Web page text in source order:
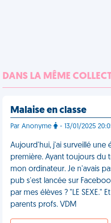
DANS LA MÊME
Malaise en classe
Par Anonyme - 13/01/2025
Aujourd'hui, j'ai surveillé une
première. Ayant toujours du
mon ordinateur. Je n'avais
pub s'est lancée sur
par mes élèves ? "LE SEXE."
parents profs. VDM